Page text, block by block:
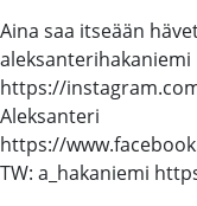
Aina saa itseään
aleksanterihakaniemi
https://
Aleksanteri
https://
TW: a_hakaniemi